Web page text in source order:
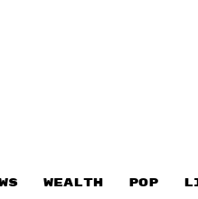
WEALTH POP